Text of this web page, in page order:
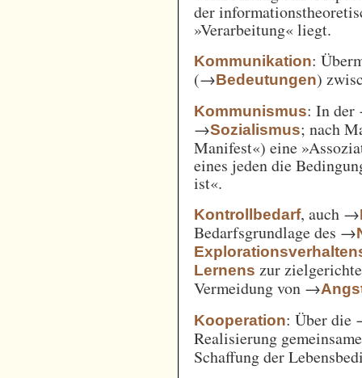
der
»Verarbeitung« liegt.
Kommunikation:
(→Bedeutungen)
Kommunismus: In
→Sozialismus; nach
Manifest«) eine
eines jeden die
ist«.
Kontrollbedarf, auch →
Bedarfsgrundlage des →
Lernens zur
Vermeidung von →
Kooperation: Über
Realisierung
Schaffung der